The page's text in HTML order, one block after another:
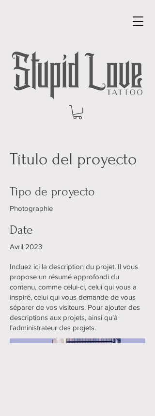
Título del proyecto
Tipo de proyecto
Photographie
Date
Avril 2023
Incluez ici la description du projet. Il vous
propose un résumé approfondi du
contenu, comme celui-ci, celui qui vous a
inspiré, celui qui vous demande de vous
séparer de vos visiteurs. Pour ajouter des
descriptions aux projets, ainsi qu'à
l'administrateur des projets.